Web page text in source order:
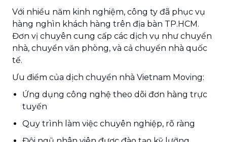
Với nhiều năm kinh nghiệm, công ty đã phục vụ
hàng nghìn khách hàng trên địa bàn TP.HCM.
Đơn vị chuyên cung cấp các dịch vụ như chuyển
nhà, chuyển văn phòng, và cả chuyển nhà quốc
tế.
Ưu điểm của dịch chuyển nhà Vietnam Moving:
Ứng dụng công nghệ theo dõi đơn hàng trực
tuyến
Quy trình làm việc chuyên nghiệp, rõ ràng